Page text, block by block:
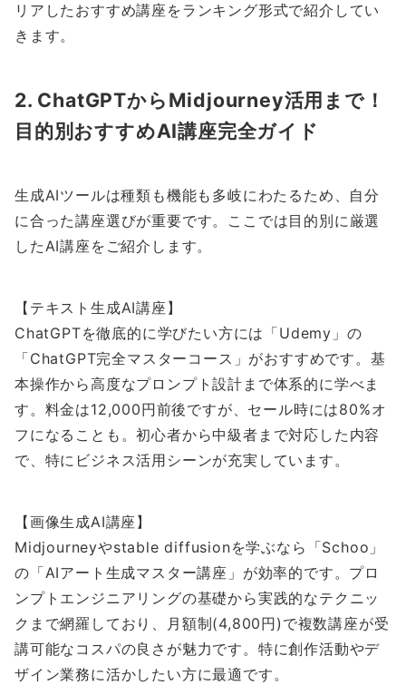
リアしたおすすめ講座をランキング形式で紹介してい
きます。
2. ChatGPTからMidjourney活用まで！
目的別おすすめAI講座完全ガイド
生成AIツールは種類も機能も多岐にわたるため、自分
に合った講座選びが重要です。ここでは目的別に厳選
したAI講座をご紹介します。
【テキスト生成AI講座】
ChatGPTを徹底的に学びたい方には「Udemy」の
「ChatGPT完全マスターコース」がおすすめです。基
本操作から高度なプロンプト設計まで体系的に学べま
す。料金は12,000円前後ですが、セール時には80%オ
フになることも。初心者から中級者まで対応した内容
で、特にビジネス活用シーンが充実しています。
【画像生成AI講座】
Midjourneyやstable diffusionを学ぶなら「Schoo」
の「AIアート生成マスター講座」が効率的です。プロ
ンプトエンジニアリングの基礎から実践的なテクニッ
クまで網羅しており、月額制(4,800円)で複数講座が受
講可能なコスパの良さが魅力です。特に創作活動やデ
ザイン業務に活かしたい方に最適です。